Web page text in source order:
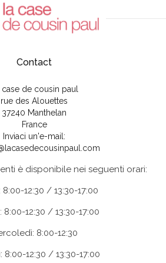
Contact
case de cousin paul
rue des Alouettes
37240 Manthelan
France
Inviaci un'e-mail:
è disponibile nei seguenti orari:
8:00-12:30 / 13:30-17:00
8:00-12:30 / 13:30-17:00
8:00-12:30
8:00-12:30 / 13:30-17:00